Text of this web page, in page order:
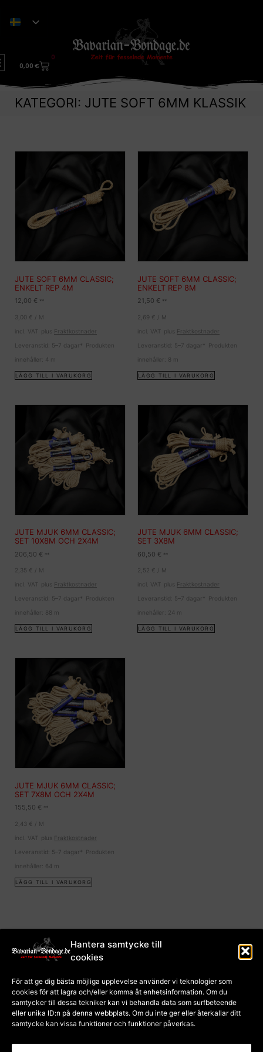
Hantera samtycke till
cookies
För att ge dig bästa möjliga upplevelse använder vi teknologier som
cookies för att lagra och/eller komma åt enhetsinformation. Om du
samtycker till dessa tekniker kan vi behandla data som surfbeteende
eller unika ID:n på denna webbplats. Om du inte ger eller återkallar ditt
samtycke kan vissa funktioner och funktioner påverkas.
0,00 €
0
KATEGORI: JUTE SOFT 6MM KLASSIK
JUTE SOFT 6MM CLASSIC;
ENKELT REP 4M
12,00 € **
3,00 €
M
incl. VAT
plus Fraktkostnader
Leveranstid: 5–7 dagar*
Produkten
innehåller: 4 m
LÄGG TILL I VARUKORG
JUTE SOFT 6MM CLASSIC;
ENKELT REP 8M
21,50 € **
2,69 €
M
incl. VAT
plus Fraktkostnader
Leveranstid: 5–7 dagar*
Produkten
innehåller: 8 m
LÄGG TILL I VARUKORG
JUTE MJUK 6MM CLASSIC;
SET 10X8M OCH 2X4M
206,50 € **
2,35 €
M
incl. VAT
plus Fraktkostnader
Leveranstid: 5–7 dagar*
Produkten
innehåller: 88 m
LÄGG TILL I VARUKORG
JUTE MJUK 6MM CLASSIC;
SET 3X8M
60,50 € **
2,52 €
M
incl. VAT
plus Fraktkostnader
Leveranstid: 5–7 dagar*
Produkten
innehåller: 24 m
LÄGG TILL I VARUKORG
JUTE MJUK 6MM CLASSIC;
SET 7X8M OCH 2X4M
155,50 € **
2,43 €
M
incl. VAT
plus Fraktkostnader
Leveranstid: 5–7 dagar*
Produkten
innehåller: 64 m
LÄGG TILL I VARUKORG
avtryck
Regler och villkor
Dataskydd
Cookiepolicy (EU)
Betalning och frakt
Ångerrätt för kurser
Ångerrätt för varor